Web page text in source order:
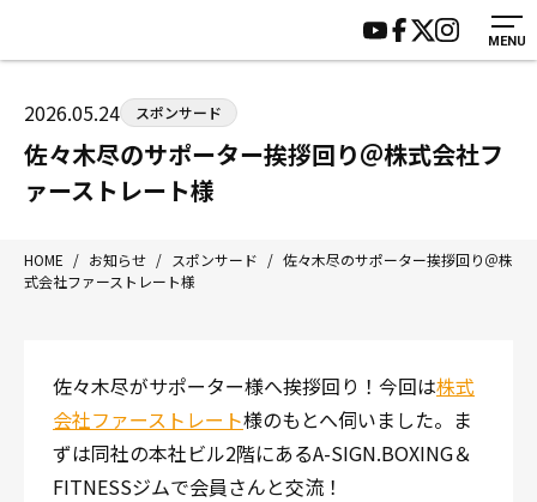
MENU
〒192-0072 東京都八王子市南町3-8 第2原嶋ビル1F
Tel/Fax：042-622-7222
営業時間：月〜土 14:00〜22:00 / 日・祝 14:00〜19:00
HOME
ジムについて
トレーニング
アマ・スパー各大会・キッズ
入会案内
見学・1日体験
施設紹介
会員様の声
サポーター募集
2026.05.24 スポンサード
佐々木尽のサポーター挨拶回り＠株式会社フ
ァーストレート様
HOME / お知らせ / スポンサード / 佐々木尽のサポーター挨拶回り＠株
式会社ファーストレート様
佐々木尽がサポーター様へ挨拶回り！今回は株式
会社ファーストレート様のもとへ伺いました。ま
ずは同社の本社ビル2階にあるA-SIGN.BOXING＆
FITNESSジムで会員さんと交流！